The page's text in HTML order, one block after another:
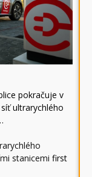
pokračuje v
ultrarychlého
stanicemi first